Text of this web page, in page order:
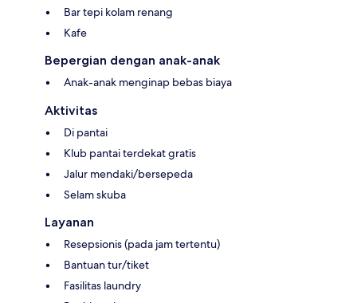
Bar tepi kolam renang
Kafe
Bepergian dengan anak-anak
Anak-anak menginap bebas biaya
Aktivitas
Di pantai
Klub pantai terdekat gratis
Jalur mendaki/bersepeda
Selam skuba
Layanan
Resepsionis (pada jam tertentu)
Bantuan tur/tiket
Fasilitas laundry